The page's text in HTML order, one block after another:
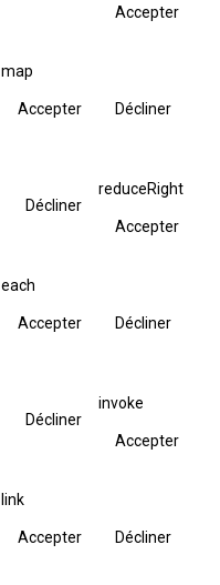
Accepter
map
Accepter Décliner
Décliner
reduceRight
Accepter
each
Accepter Décliner
Décliner
invoke
Accepter
link
Accepter Décliner